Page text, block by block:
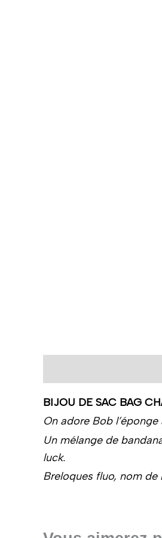
BIJOU DE SAC BAG
On adore Bob
Un mélange de
luck.
Breloques fluo, nom de